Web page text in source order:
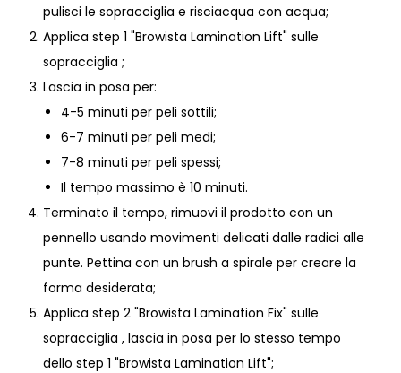
pulisci le sopracciglia e risciacqua con acqua;
Applica step 1 "Browista Lamination Lift" sulle
sopracciglia ;
Lascia in posa per:
4-5 minuti per peli sottili;
6-7 minuti per peli medi;
7-8 minuti per peli spessi;
Il tempo massimo è 10 minuti.
Terminato il tempo, rimuovi il prodotto con un
pennello usando movimenti delicati dalle radici alle
punte. Pettina con un brush a spirale per creare la
forma desiderata;
Applica step 2 "Browista Lamination Fix" sulle
sopracciglia , lascia in posa per lo stesso tempo
dello step 1 "Browista Lamination Lift";